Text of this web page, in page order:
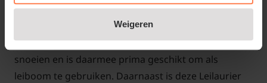
Weigeren
grootbladige Laurieren. Vandaar dat we deze soort
gekozen hebben om te gebruiken als leiboom in
onze Small-serie. De Portugese laurier laat zich goed
snoeien en is daarmee prima geschikt om als
leiboom te gebruiken. Daarnaast is deze Leilaurier